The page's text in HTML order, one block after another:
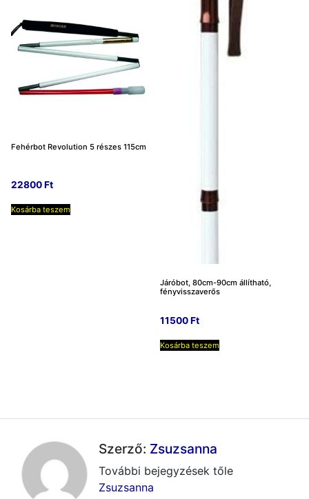
Fehérbot Revolution 5 részes 115cm
22800Ft
Kosárba teszem
Járóbot, 80cm-90cm állítható,
fényvisszaverős
11500Ft
Kosárba teszem
Szerző: Zsuzsanna
További bejegyzések tőle
Zsuzsanna